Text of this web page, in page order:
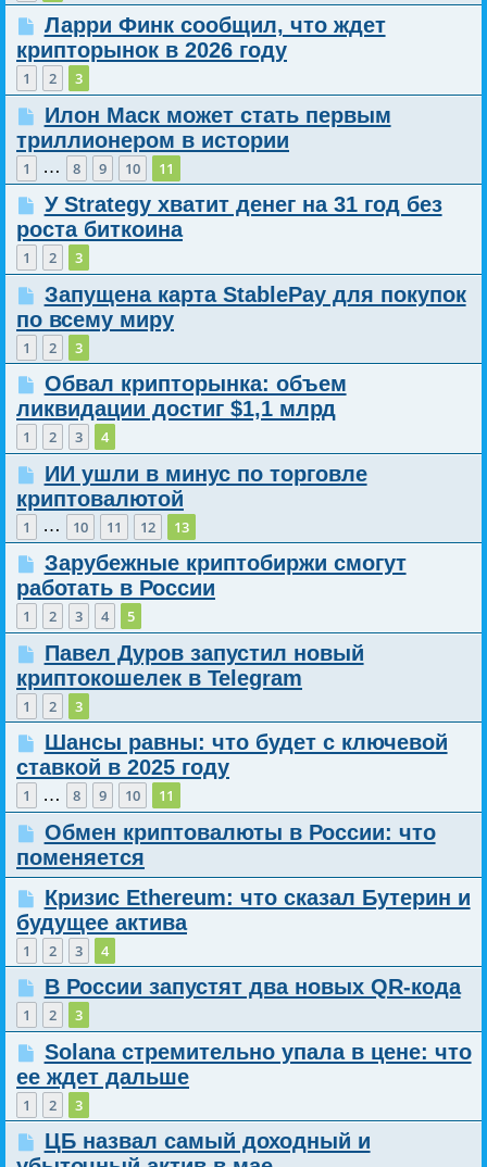
Ларри Финк сообщил, что ждет
крипторынок в 2026 году
1 2 3
Илон Маск может стать первым
триллионером в истории
1 … 8 9 10 11
У Strategy хватит денег на 31 год без
роста биткоина
1 2 3
Запущена карта StablePay для покупок
по всему миру
1 2 3
Обвал крипторынка: объем
ликвидации достиг $1,1 млрд
1 2 3 4
ИИ ушли в минус по торговле
криптовалютой
1 … 10 11 12 13
Зарубежные криптобиржи смогут
работать в России
1 2 3 4 5
Павел Дуров запустил новый
криптокошелек в Telegram
1 2 3
Шансы равны: что будет с ключевой
ставкой в 2025 году
1 … 8 9 10 11
Обмен криптовалюты в России: что
поменяется
Кризис Ethereum: что сказал Бутерин и
будущее актива
1 2 3 4
В России запустят два новых QR-кода
1 2 3
Solana стремительно упала в цене: что
ее ждет дальше
1 2 3
ЦБ назвал самый доходный и